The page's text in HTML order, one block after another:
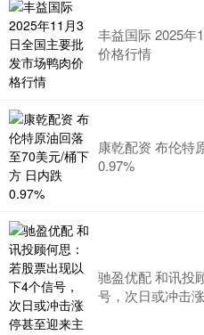
丰益国际 2025年
价格行情
康乾配资 布伦特
0.97%
驰盈优配 和讯投
号，次日或冲击